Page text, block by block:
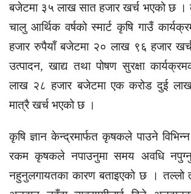
बजेटमा ३५ लाख सात हजार खर्च भएको छ ।
चालु आर्थिक वर्षको स्मार्ट कृषि गाउँ
हजार रुपैयाँ बजेटमा २० लाख ९६ हजार
उत्पादन, खाद्य तथा पोषण सुरक्षा
लाख २८ हजार बजेटमा एक करोड दुई
मात्रै खर्च भएको छ ।
कृषि ज्ञान केन्द्रमार्फत कृषकले पाउने
रकम कृषकले नपाउनुमा समय अवधि नपुग्नु,
नहुनुलगायतका कारण बताइएको छ । तल्लो